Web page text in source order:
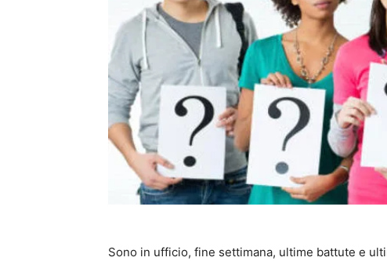
Sono in ufficio, fine settimana, ultime battute e